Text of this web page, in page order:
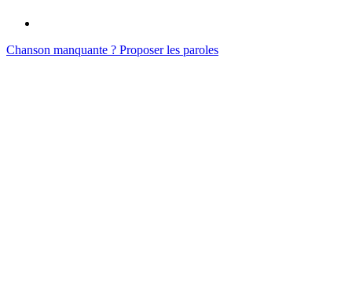
Chanson manquante ? Proposer les paroles